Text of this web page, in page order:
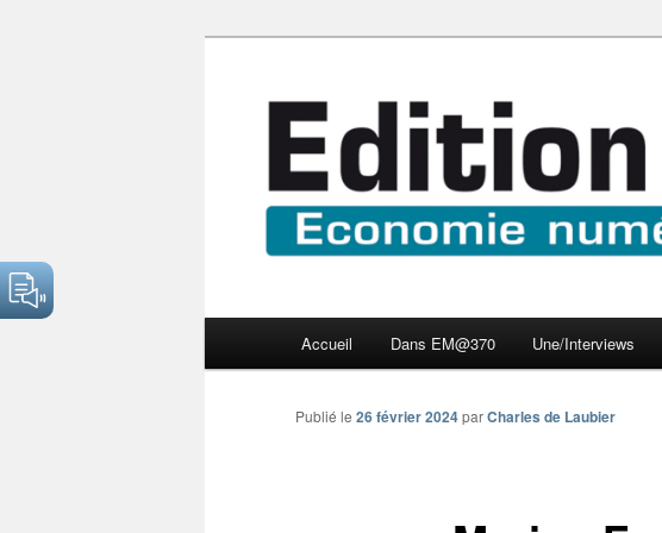
Edition Multimédi@
Accueil Dans EM@370 Une/Interviews
Publié le 26 février 2024parCharles de Laubier